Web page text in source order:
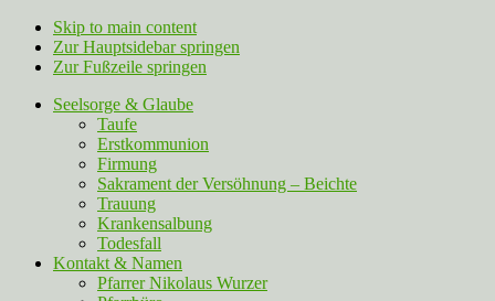
Skip to main content
Zur Hauptsidebar springen
Zur Fußzeile springen
Seelsorge & Glaube
Taufe
Erstkommunion
Firmung
Sakrament der Versöhnung – Beichte
Trauung
Krankensalbung
Todesfall
Kontakt & Namen
Pfarrer Nikolaus Wurzer